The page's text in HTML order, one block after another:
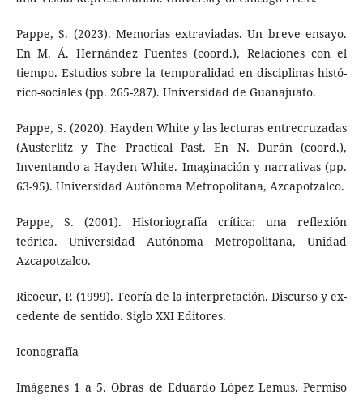
Pappe, S. (2023). Memorias extraviadas. Un breve ensayo.
En M. Á. Hernández Fuentes (coord.), Relaciones con el
tiem­po. Estudios sobre la temporalidad en disciplinas his­tó­
rico-sociales (pp. 265-287). Universidad de Guanajuato.
Pappe, S. (2020). Hayden White y las lecturas entrecruzadas
(Austerlitz y The Practical Past. En N. Durán (coord.),
Inventando a Hayden White. Imaginación y narrativas (pp.
63-95). Universidad Autónoma Metropolitana, Azcapotzalco.
Pappe, S. (2001). Historiografía crítica: una reflexión
teórica. Universidad Autónoma Metropolitana, Unidad
Azcapot­zalco.
Ricoeur, P. (1999). Teoría de la interpretación. Discurso y ex­
cedente de sentido. Siglo XXI Editores.
Iconografía
Imágenes 1 a 5. Obras de Eduardo López Lemus. Permiso